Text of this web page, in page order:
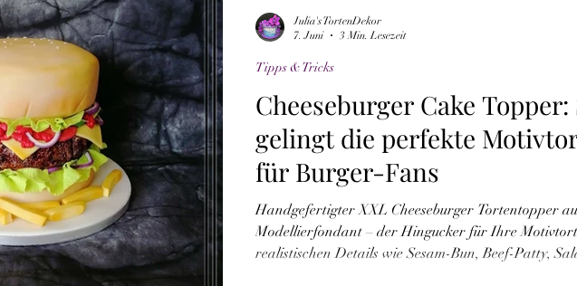
Cheeseburger Cake Topper:
gelingt die perfekte
für Burger-Fans
Handgefertigter XXL Cheeseburger Tortentopper
Modellierfondant – der Hingucker für Ihre
realistischen Details wie Sesam-Bun, Beef-Patty,
Tipps & Tricks
Julia's TortenDekor
7. Juni
3 Min. Lesezeit